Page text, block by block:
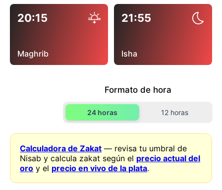
20:15
Maghrib
21:55
Isha
Formato de hora
24 horas 12 horas
Calculadora de Zakat — revisa tu umbral de
Nisab y calcula zakat según el precio actual del
oro y el precio en vivo de la plata.